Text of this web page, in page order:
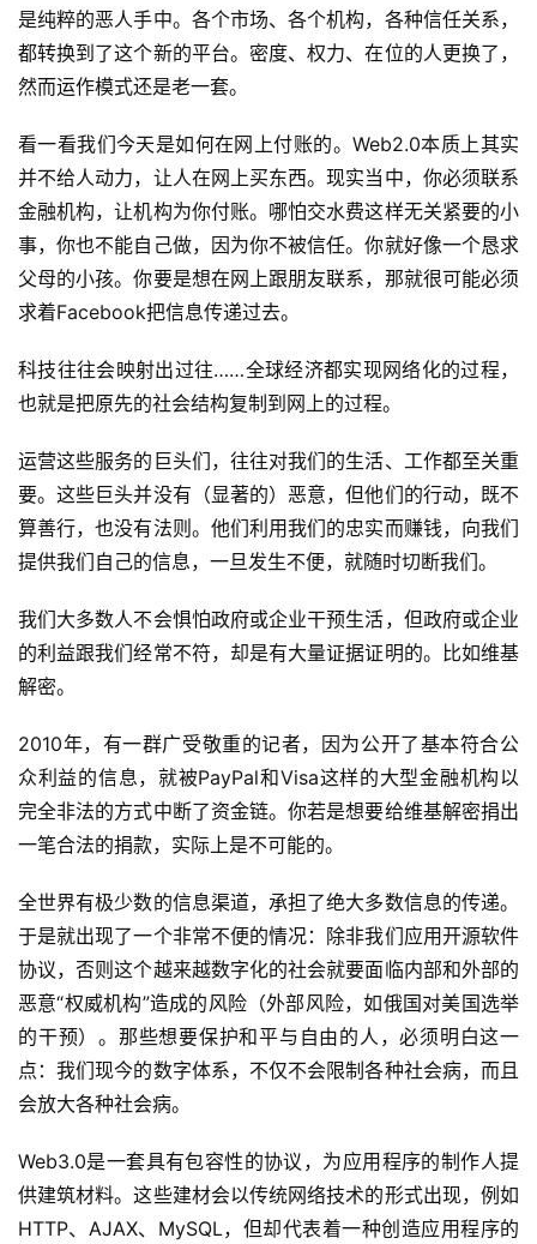
是纯粹的恶人手中。各个市场、各个机构，各种信任关系，
都转换到了这个新的平台。密度、权力、在位的人更换了，
然而运作模式还是老一套。
看一看我们今天是如何在网上付账的。Web2.0本质上其实
并不给人动力，让人在网上买东西。现实当中，你必须联系
金融机构，让机构为你付账。哪怕交水费这样无关紧要的小
事，你也不能自己做，因为你不被信任。你就好像一个恳求
父母的小孩。你要是想在网上跟朋友联系，那就很可能必须
求着Facebook把信息传递过去。
科技往往会映射出过往……全球经济都实现网络化的过程，
也就是把原先的社会结构复制到网上的过程。
运营这些服务的巨头们，往往对我们的生活、工作都至关重
要。这些巨头并没有（显著的）恶意，但他们的行动，既不
算善行，也没有法则。他们利用我们的忠实而赚钱，向我们
提供我们自己的信息，一旦发生不便，就随时切断我们。
我们大多数人不会惧怕政府或企业干预生活，但政府或企业
的利益跟我们经常不符，却是有大量证据证明的。比如维基
解密。
2010年，有一群广受敬重的记者，因为公开了基本符合公
众利益的信息，就被PayPal和Visa这样的大型金融机构以
完全非法的方式中断了资金链。你若是想要给维基解密捐出
一笔合法的捐款，实际上是不可能的。
全世界有极少数的信息渠道，承担了绝大多数信息的传递。
于是就出现了一个非常不便的情况：除非我们应用开源软件
协议，否则这个越来越数字化的社会就要面临内部和外部的
恶意“权威机构”造成的风险（外部风险，如俄国对美国选举
的干预）。那些想要保护和平与自由的人，必须明白这一
点：我们现今的数字体系，不仅不会限制各种社会病，而且
会放大各种社会病。
Web3.0是一套具有包容性的协议，为应用程序的制作人提
供建筑材料。这些建材会以传统网络技术的形式出现，例如
HTTP、AJAX、MySQL，但却代表着一种创造应用程序的